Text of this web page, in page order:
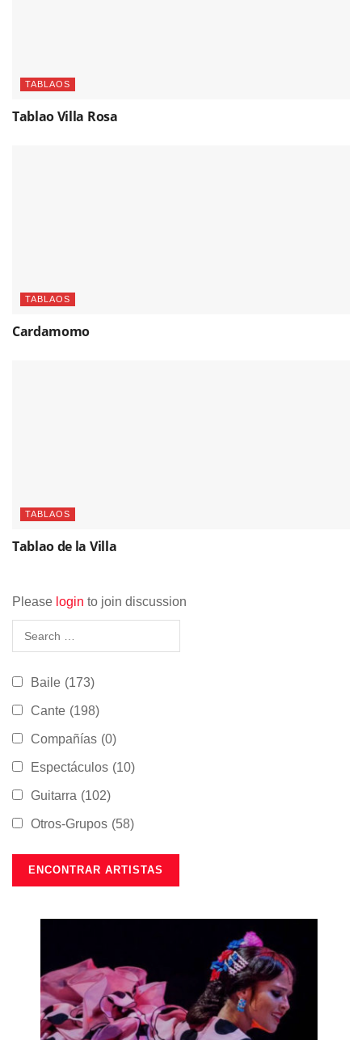
TABLAOS
Tablao Villa Rosa
TABLAOS
Cardamomo
TABLAOS
Tablao de la Villa
Please login to join discussion
Baile (173)
Cante (198)
Compañías (0)
Espectáculos (10)
Guitarra (102)
Otros-Grupos (58)